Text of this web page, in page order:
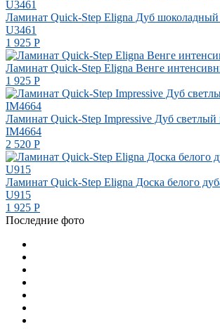
Ламинат Quick-Step Eligna Дуб
U3461
1 925 Р
Ламинат Quick-Step Eligna Венге
1 925 Р
Ламинат Quick-Step Impressive Дуб светлый
IM4664
2 520 Р
Ламинат Quick-Step Eligna Доска белого
U915
1 925 Р
Последние фото